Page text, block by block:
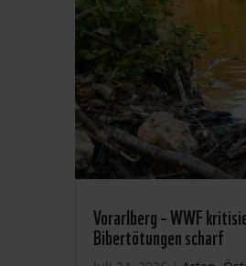
Vorarlberg – WWF
Bibertötungen scharf